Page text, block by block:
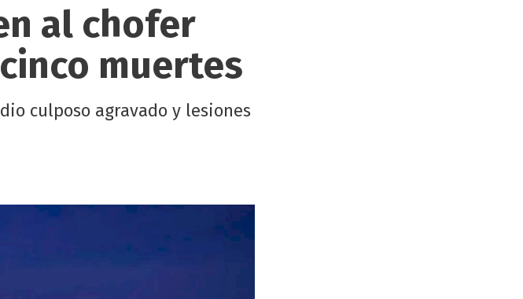
al chofer
muertes
culposo agravado y lesiones